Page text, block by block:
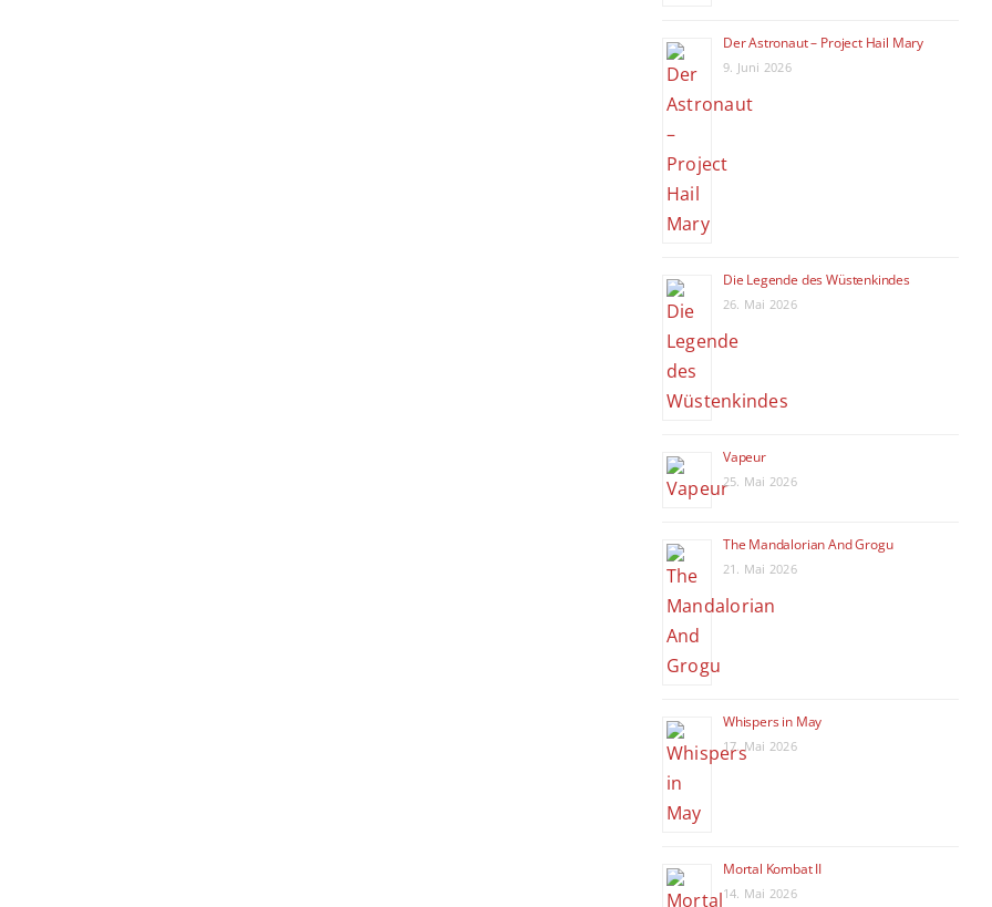
Der Astronaut – Project Hail Mary
9. Juni 2026
Die Legende des Wüstenkindes
26. Mai 2026
Vapeur
25. Mai 2026
The Mandalorian And Grogu
21. Mai 2026
Whispers in May
17. Mai 2026
Mortal Kombat II
14. Mai 2026